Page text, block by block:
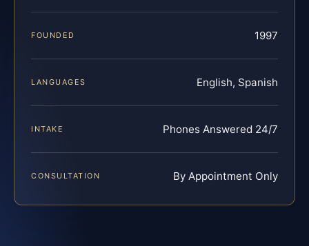
FOUNDED 1997
LANGUAGES English, Spanish
INTAKE Phones Answered 24/7
CONSULTATION By Appointment Only